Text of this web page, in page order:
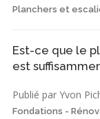
Planchers et
Est-ce que le
est
Publié par Yvon
Fondations -